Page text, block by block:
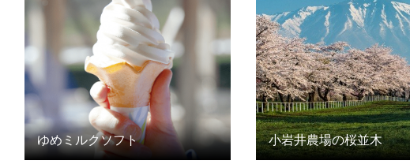
ゆめミルクソフト 小岩井農場の桜並木